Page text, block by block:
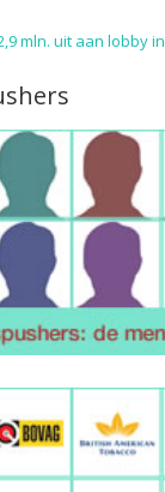
mln. uit aan lobby